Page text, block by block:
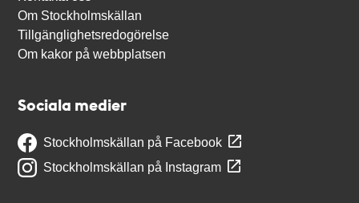
Om Stockholmskällan
Tillgänglighetsredogörelse
Om kakor på webbplatsen
Sociala medier
Stockholmskällan på Facebook
Stockholmskällan på Instagram